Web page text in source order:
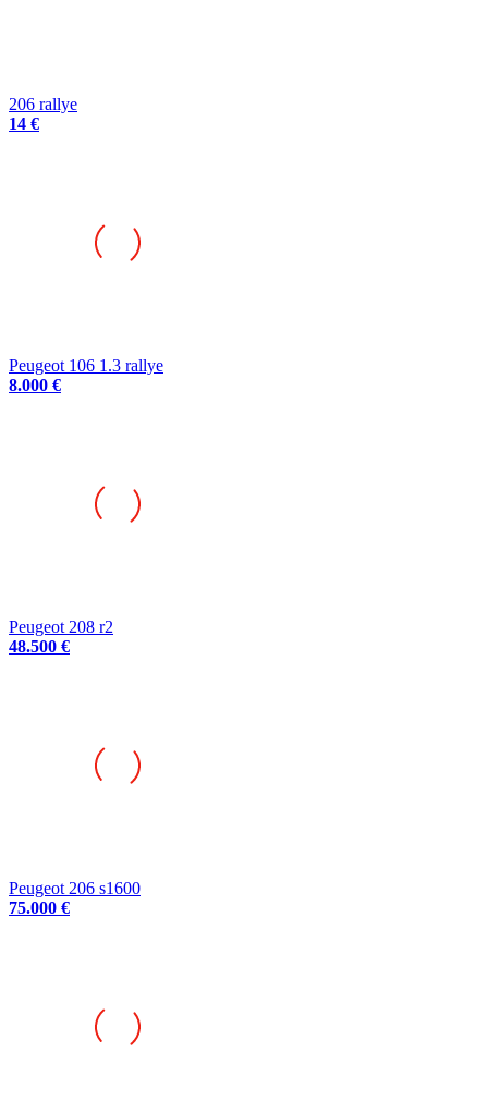
206 rallye
14 €
Peugeot 106 1.3 rallye
8.000 €
Peugeot 208 r2
48.500 €
Peugeot 206 s1600
75.000 €